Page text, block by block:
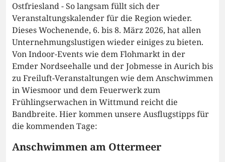
Ostfriesland - So langsam füllt sich der
Veranstaltungskalender für die Region wieder.
Dieses Wochenende, 6. bis 8. März 2026, hat allen
Unternehmungslustigen wieder einiges zu bieten.
Von Indoor-Events wie dem Flohmarkt in der
Emder Nordseehalle und der Jobmesse in Aurich bis
zu Freiluft-Veranstaltungen wie dem Anschwimmen
in Wiesmoor und dem Feuerwerk zum
Frühlingserwachen in Wittmund reicht die
Bandbreite. Hier kommen unsere Ausflugstipps für
die kommenden Tage:
Anschwimmen am Ottermeer